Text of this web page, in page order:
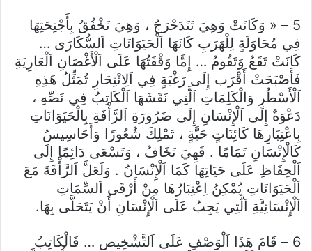
5 – « وَكَانَتْ وَهِيَ تَتَدَحْرَجُ ، وَهِيَ تَخْفُقُ بِأَجْنِحَتِهَا
فِي مُحَاوَلَةٍ لِلْهَرَبِ كَانَهَا اَلْحَيَوَانَاتِ اَلسُّكَارَى …
كَانَتْ تَقَعُ وَتَقُومُ … إِمَّا وَقْفَتُهَا عَلَى اَلْأَغْصَانِ اَلْعَارِيَةِ
فَأَصْبَحَتْ أَقْرَب إِلَى رَغْبَةٍ فِي اَلِانْتِحَارِ تُمَثِّلُ هَذِهِ
اَلْأَسْطُرِ وَالْكَلِمَاتِ اَلَّتِي نَقَشَهَا اَلْكَاتِبُ فِي نَصِّهِ ،
دَعْوَةٌ إِلَى اَلْإِنْسَانِ إِلَى ضَرُورَةِ اَلرَّأْفَةِ بِالْحَيَوَانَاتِ
بِاعْتِبَارِهَا كَائِنَاتٍ حَيَّةٍ ، تَمْلِكَ شُعُورًا وَأَحَاسِيسُ
كَالْإِنْسَانِ تَمَامًا . فَهِيَ تَخَافُ ، وَتَسْعَى دَائِمًا إِلَى
اَلْحِفَاظِ عَلَى حَيَاتِهَا كَمَا اَلْإِنْسَانُ . وَلَعَلَّ اَلرَّأْفَةَ مَعَ
اَلْحَيَوَانَاتِ يُمْكِنُ اِعْتِبَارُهَا مِنْ أَرْقَى اَلسِّمَاتِ
اَلْإِنْسَانِيَّةِ اَلَّتِي يَجِبُ عَلَى اَلْإِنْسَانِ أَنْ يَتَحَلَّى بِهَا.
6 – قَامَ هَذَا اَلْوَصْفِ عَلَى اَلتَّشْخِيصِ … فَالْكَاتِبُ